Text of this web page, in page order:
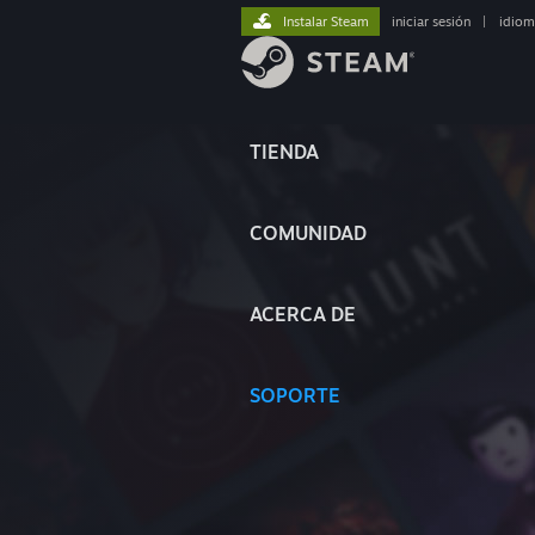
TIENDA
COMUNIDAD
ACERCA DE
SOPORTE
Instalar Steam iniciar sesión